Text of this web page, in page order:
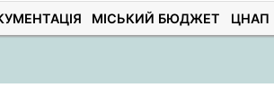
МІСЬКИЙ БЮДЖЕТ ЦНАП